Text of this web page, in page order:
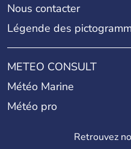
Nous contacter
Légende des
METEO CONSULT
Météo Marine
Météo pro
Retrouvez